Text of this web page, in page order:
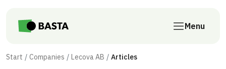
Menu
Start Companies Lecova AB Articles